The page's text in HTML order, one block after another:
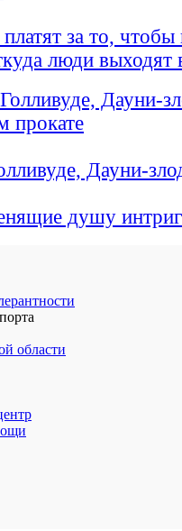
за то, чтобы
люди выходят
Дауни-
душу
области